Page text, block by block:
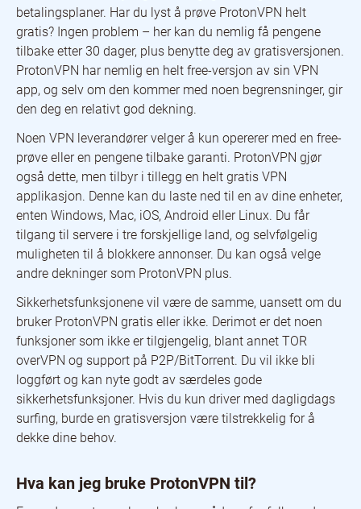
betalingsplaner. Har du lyst å prøve ProtonVPN helt
gratis? Ingen problem – her kan du nemlig få pengene
tilbake etter 30 dager, plus benytte deg av gratisversjonen.
ProtonVPN har nemlig en helt free-versjon av sin VPN
app, og selv om den kommer med noen begrensninger, gir
den deg en relativt god dekning.
Noen VPN leverandører velger å kun opererer med en free-
prøve eller en pengene tilbake garanti. ProtonVPN gjør
også dette, men tilbyr i tillegg en helt gratis VPN
applikasjon. Denne kan du laste ned til en av dine enheter,
enten Windows, Mac, iOS, Android eller Linux. Du får
tilgang til servere i tre forskjellige land, og selvfølgelig
muligheten til å blokkere annonser. Du kan også velge
andre dekninger som ProtonVPN plus.
Sikkerhetsfunksjonene vil være de samme, uansett om du
bruker ProtonVPN gratis eller ikke. Derimot er det noen
funksjoner som ikke er tilgjengelig, blant annet TOR
overVPN og support på P2P/BitTorrent. Du vil ikke bli
loggført og kan nyte godt av særdeles gode
sikkerhetsfunksjoner. Hvis du kun driver med dagligdags
surfing, burde en gratisversjon være tilstrekkelig for å
dekke dine behov.
Hva kan jeg bruke ProtonVPN til?